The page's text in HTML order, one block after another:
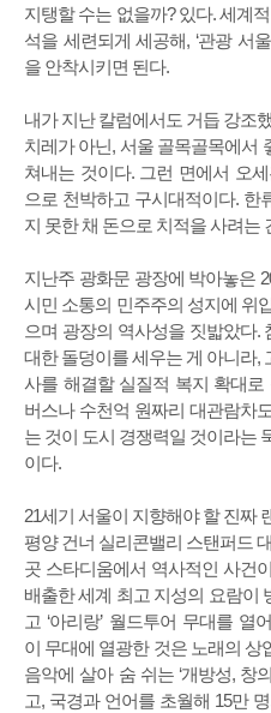
지탱할 수는 없을까? 있다. 세계
석을 세련되게 세공해, ‘관광 서
을 안착시키면 된다.
내가 지난 칼럼에서도 거듭 강조
치레가 아닌, 서울 골목골목에서
쳐내는 것이다. 그런 면에서 오
으로 천박하고 구시대적이다. 한
지 못한 채 돈으로 치적을 사려는
지난주 광화문 광장에 박아놓은
시민 소통의 민주주의 성지에 위
으며 광장의 역사성을 짓밟았다.
대한 돌덩이를 세우는 게 아니라,
사를 해결할 실질적 복지 확대
버스나 수천억 원짜리 대관람차
는 것이 도시 경쟁력일 것이라는
이다.
21세기 서울이 지향해야 할 진짜
평양 건너 실리콘밸리 스탠퍼드
곳 스타디움에서 역사적인 사건
배출한 세계 최고 지성의 요람이
고 ‘아리랑’ 월드투어 무대를 열
이 무대에 열광한 것은 노래의 상
음악에 살아 숨 쉬는 ‘개방성, 창
고, 국경과 언어를 초월해 15만